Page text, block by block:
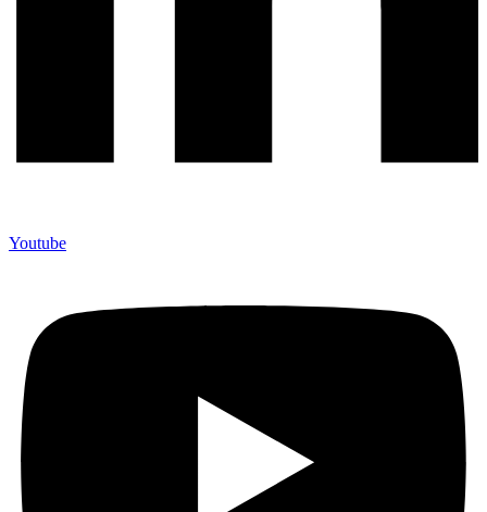
Youtube